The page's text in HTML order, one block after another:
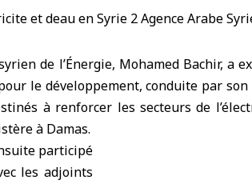
de l’Énergie, Mohamed Bachir, a
le développement, conduite par
à renforcer les secteurs de
à Damas.
participé
les adjoints